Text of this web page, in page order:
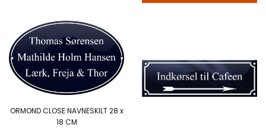
ORMOND CLOSE NAVNESKILT 28 x
18 CM